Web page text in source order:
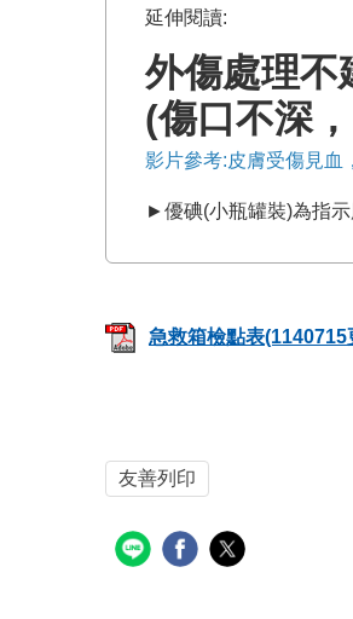
延伸閱讀:
外傷處理不
(傷口不深
影片參考:皮膚受傷見血
►優碘(小瓶罐裝)為指示
急救箱檢點表
友善列印